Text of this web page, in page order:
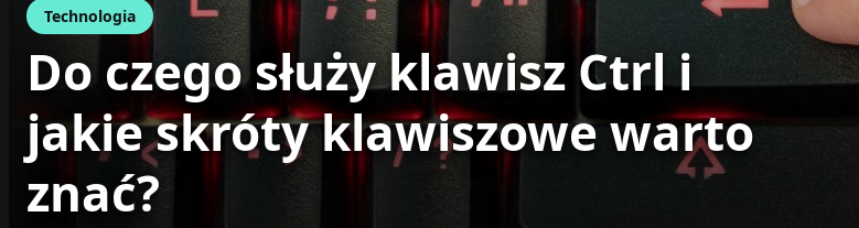
Technologia
Do czego służy klawisz Ctrl i
jakie skróty klawiszowe warto
znać?